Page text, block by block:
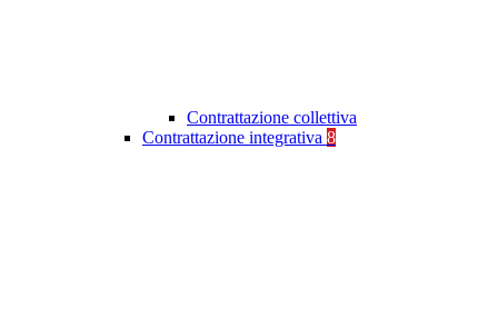
Contrattazione collettiva
Contrattazione integrativa 8